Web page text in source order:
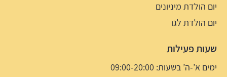
יום הולדת מיניונים
יום הולדת לגו
שעות פעילות
ימים א’-ה’ בשעות: 09:00-20:00